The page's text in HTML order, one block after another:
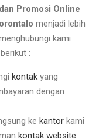
Promosi Online
menjadi lebih
kami
:
kontak yang
dengan
ke kantor kami